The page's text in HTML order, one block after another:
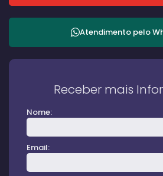
Atendimento pelo
Receber mais
Nome:
Email: